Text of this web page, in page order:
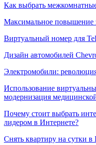
Как выбрать
Максимальное повышение
Виртуальный номер для
Дизайн автомобилей
Электромобили:
Использование
модернизация
Почему стоит выбрать
лидером в Интернете?
Снять квартиру на сутки